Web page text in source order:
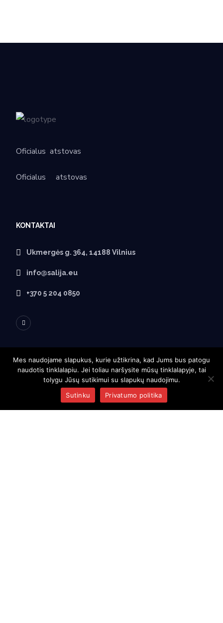
Oficialus atstovas
Oficialus atstovas
KONTAKTAI
Ukmergės g. 364, 14188 Vilnius
info@salija.eu
+370 5 204 0850
APIE SALIJĄ
Mes naudojame slapukus, kurie užtikrina, kad Jums bus patogu
naudotis tinklalapiu. Jei toliau naršysite mūsų tinklalapyje, tai
tolygu Jūsų sutikimui su slapukų naudojimu.
Sutinku
Privatumo politika